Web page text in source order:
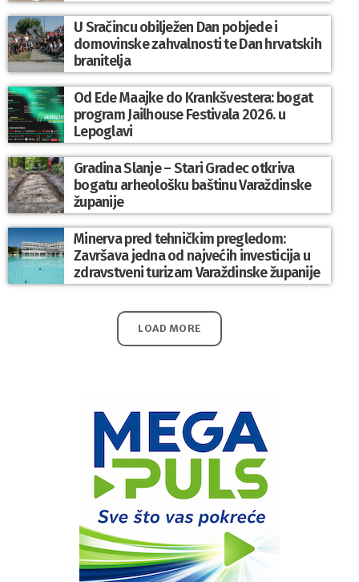
U Sračincu obilježen Dan pobjede i
domovinske zahvalnosti te Dan hrvatskih
branitelja
Od Ede Maajke do Krankšvestera: bogat
program Jailhouse Festivala 2026. u
Lepoglavi
Gradina Slanje – Stari Gradec otkriva
bogatu arheološku baštinu Varaždinske
županije
Minerva pred tehničkim pregledom:
Završava jedna od najvećih investicija u
zdravstveni turizam Varaždinske županije
LOAD MORE